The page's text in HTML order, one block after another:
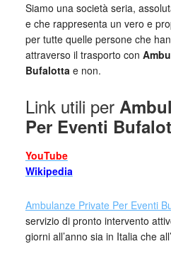
Siamo una società seria,
e che rappresenta un vero e
per tutte quelle persone che
attraverso il trasporto con
Bufalottae non.
Link utili per
Per Eventi
YouTube
Wikipedia
Ambulanze Private Per Eventi
servizio di pronto intervento
giorni all’anno sia in Italia che